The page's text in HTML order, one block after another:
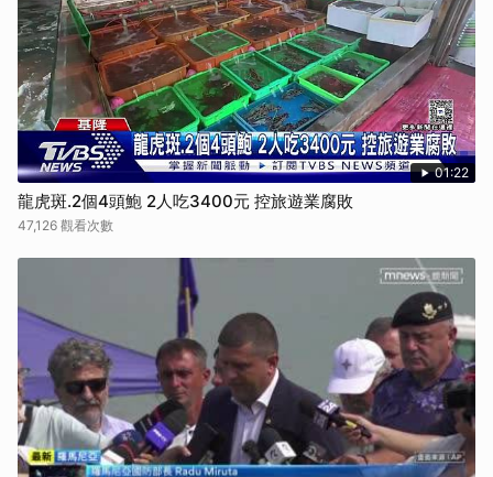
01:22
龍虎斑.2個4頭鮑 2人吃3400元 控旅遊業腐敗
47,126 觀看次數